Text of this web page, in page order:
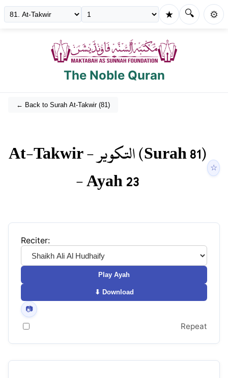
★ 🔍 ⚙️
The Noble Quran
← Back to Surah At-Takwir(81)
At-Takwir-التكوير(Surah81)
- Ayah23
☆
Reciter:
Play Ayah
⬇ Download
📷
Repeat